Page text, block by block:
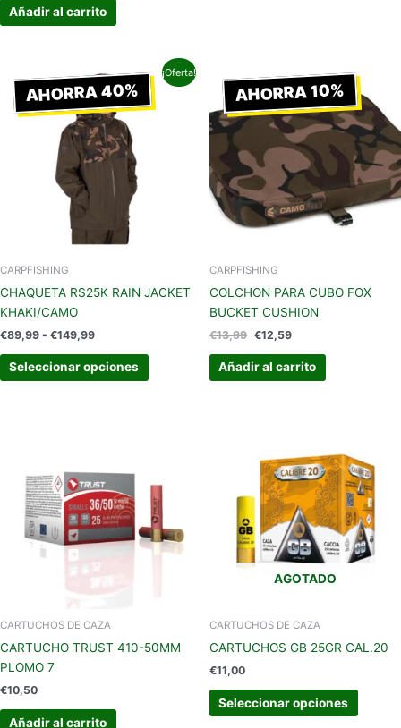
Añadir al carrito
¡Oferta!
AHORRA 40%
CARPFISHING
CHAQUETA RS25K RAIN JACKET
KHAKI/CAMO
€89,99 - €149,99
de
precios:
desde
€89,99
hasta
€149,99
Seleccionar opciones
Este
producto
tiene
la
AHORRA 10%
CARPFISHING
COLCHON PARA CUBO FOX
BUCKET CUSHION
€13,99
precio
original
era:
€13,99.
€12,59
precio
actual
es:
€12,59.
Añadir al carrito
CARTUCHOS DE CAZA
CARTUCHO TRUST 410-50MM
PLOMO 7
€10,50
Añadir al carrito
AGOTADO
CARTUCHOS DE CAZA
CARTUCHOS GB 25GR CAL.20
€11,00
Seleccionar opciones
tiene
Las
se
la